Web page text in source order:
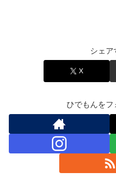
シェア
X
ひでもんをフ